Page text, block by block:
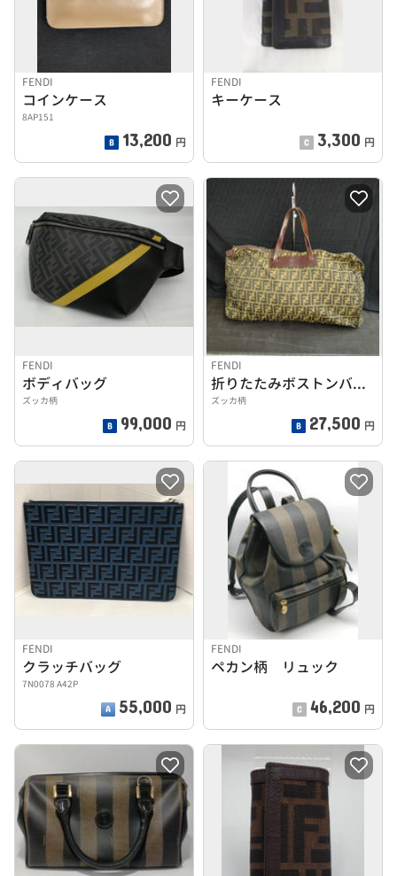
FENDI
コインケース
8AP151
13,200 円
FENDI
キーケース
3,300 円
FENDI
ボディバッグ
ズッカ柄
99,000 円
FENDI
折りたたみボストンバッグ
ズッカ柄
27,500 円
FENDI
クラッチバッグ
7N0078 A42P
55,000 円
FENDI
ペカン柄 リュック
46,200 円